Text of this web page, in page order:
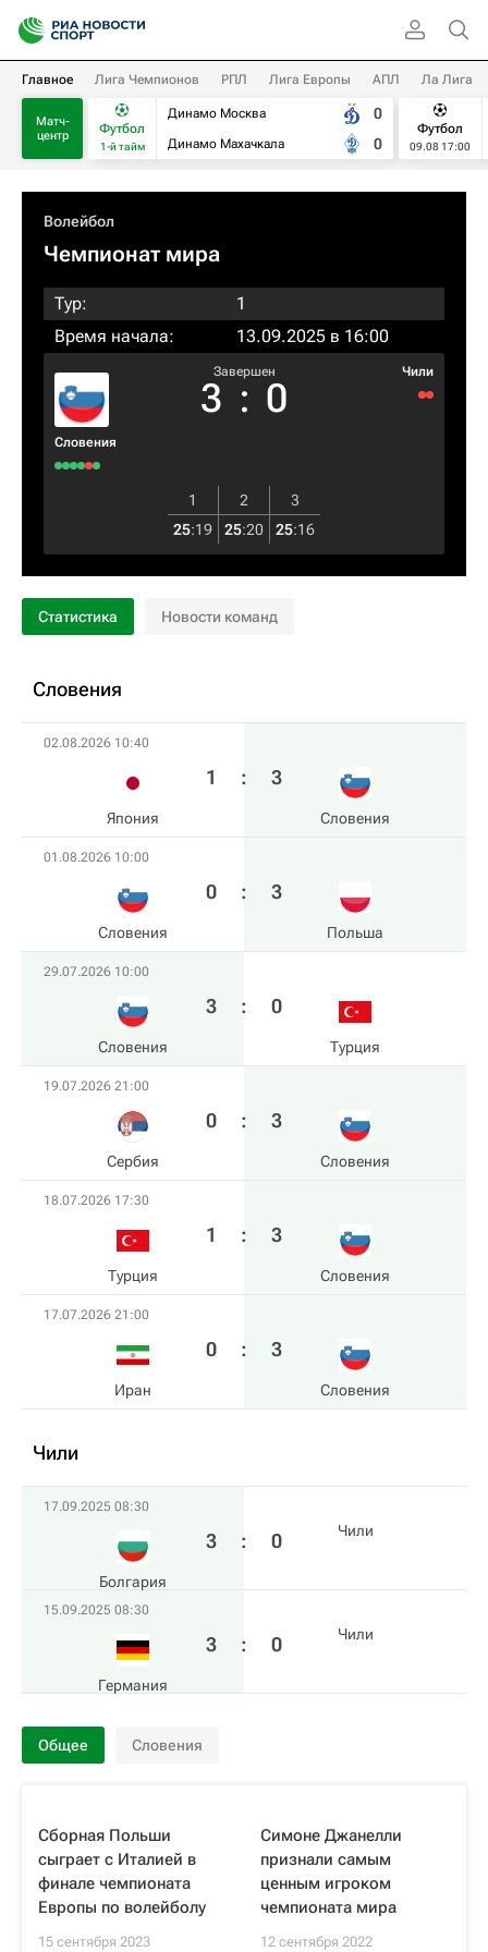
Главное Лига Чемпионов РПЛ Лига Европы АПЛ Ла Лига
Матч-
центр
Футбол
1-й тайм
Динамо Москва
Динамо Махачкала
0
0
Футбол
09.08 17:00
Волейбол
Чемпионат мира
Тур:
1
Время начала:
13.09.2025 в 16:00
Словения
Завершен
3 : 0
Чили
1 2
3
25:19 25:20 25:16
Статистика Новости команд
Словения
02.08.2026 10:40
Япония
1 : 3
Словения
01.08.2026 10:00
Словения
0 : 3
Польша
29.07.2026 10:00
Словения
3 : 0
Турция
19.07.2026 21:00
Сербия
0 : 3
Словения
18.07.2026 17:30
Турция
1 : 3
Словения
17.07.2026 21:00
Иран
0 : 3
Словения
Чили
17.09.2025 08:30
Болгария
3 : 0 Чили
15.09.2025 08:30
Германия
3 : 0 Чили
Общее Словения
Сборная Польши
сыграет с Италией в
финале чемпионата
Европы по волейболу
15 сентября 2023
Симоне Джанелли
признали самым
ценным игроком
чемпионата мира
12 сентября 2022